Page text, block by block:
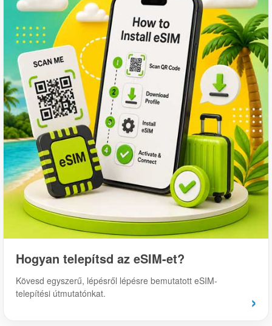
Hogyan telepítsd az eSIM-et?
Kövesd egyszerű, lépésről lépésre bemutatott eSIM-
telepítési útmutatónkat.
›